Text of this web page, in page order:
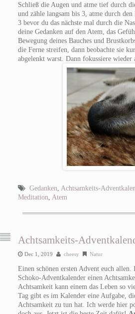
Schließ die Augen und atme tief durch
und zähle langsam bis 3, atme durch
3 bevor du das nächste mal durch die
deine Gedanken auf den Atem, das
Bewegung deines Bauches und
die Ferne streifen, dann beobachte sie
abgelenkt warst. Dann fokussiere wieder
Gedanken, Achtsamkeits-
Meditation, Atem
Achtsamkeits-
Dec 1, 2019 cheesy Natur
Einen schönen ersten Advent euch allen.
Schoko-Adventkalender einen
Achtsamkeit kann einem das Leben so
Tag gibt es im Kalender eine Aufgabe,
Achtsamkeit zu tun hat. Ich werde hier